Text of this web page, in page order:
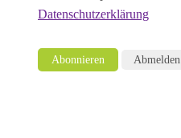
Datenschutzerklärung
Abonnieren Abmelden